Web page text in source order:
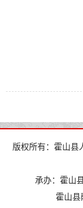
版权所有：霍山县
承办：霍山
霍山县